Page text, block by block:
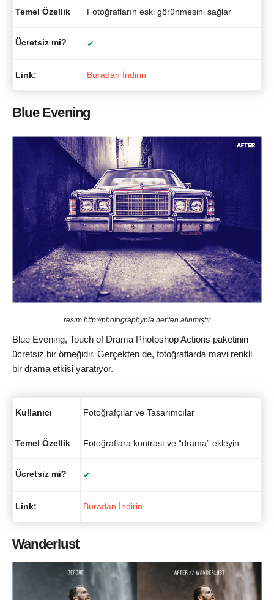
Temel Özellik Fotoğrafların eski görünmesini sağlar
Ücretsiz mi? ✔
Link: Buradan İndirin
Blue Evening
resim http://photographypla.net’ten alınmıştır
Blue Evening, Touch of Drama Photoshop Actions paketinin
ücretsiz bir örneğidir. Gerçekten de, fotoğraflarda mavi renkli
bir drama etkisi yaratıyor.
Kullanıcı Fotoğrafçılar ve Tasarımcılar
Temel Özellik Fotoğraflara kontrast ve “drama” ekleyin
Ücretsiz mi? ✔
Link: Buradan İndirin
Wanderlust